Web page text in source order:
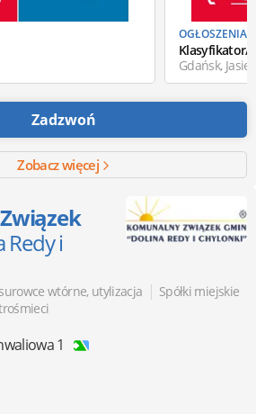
OGŁOSZENIA:
Klasyfikator/
Gdańsk, Jasień
Zadzwoń
Zobacz więcej
Redy i
wtórne, utylizacja | Spółki miejskie
1